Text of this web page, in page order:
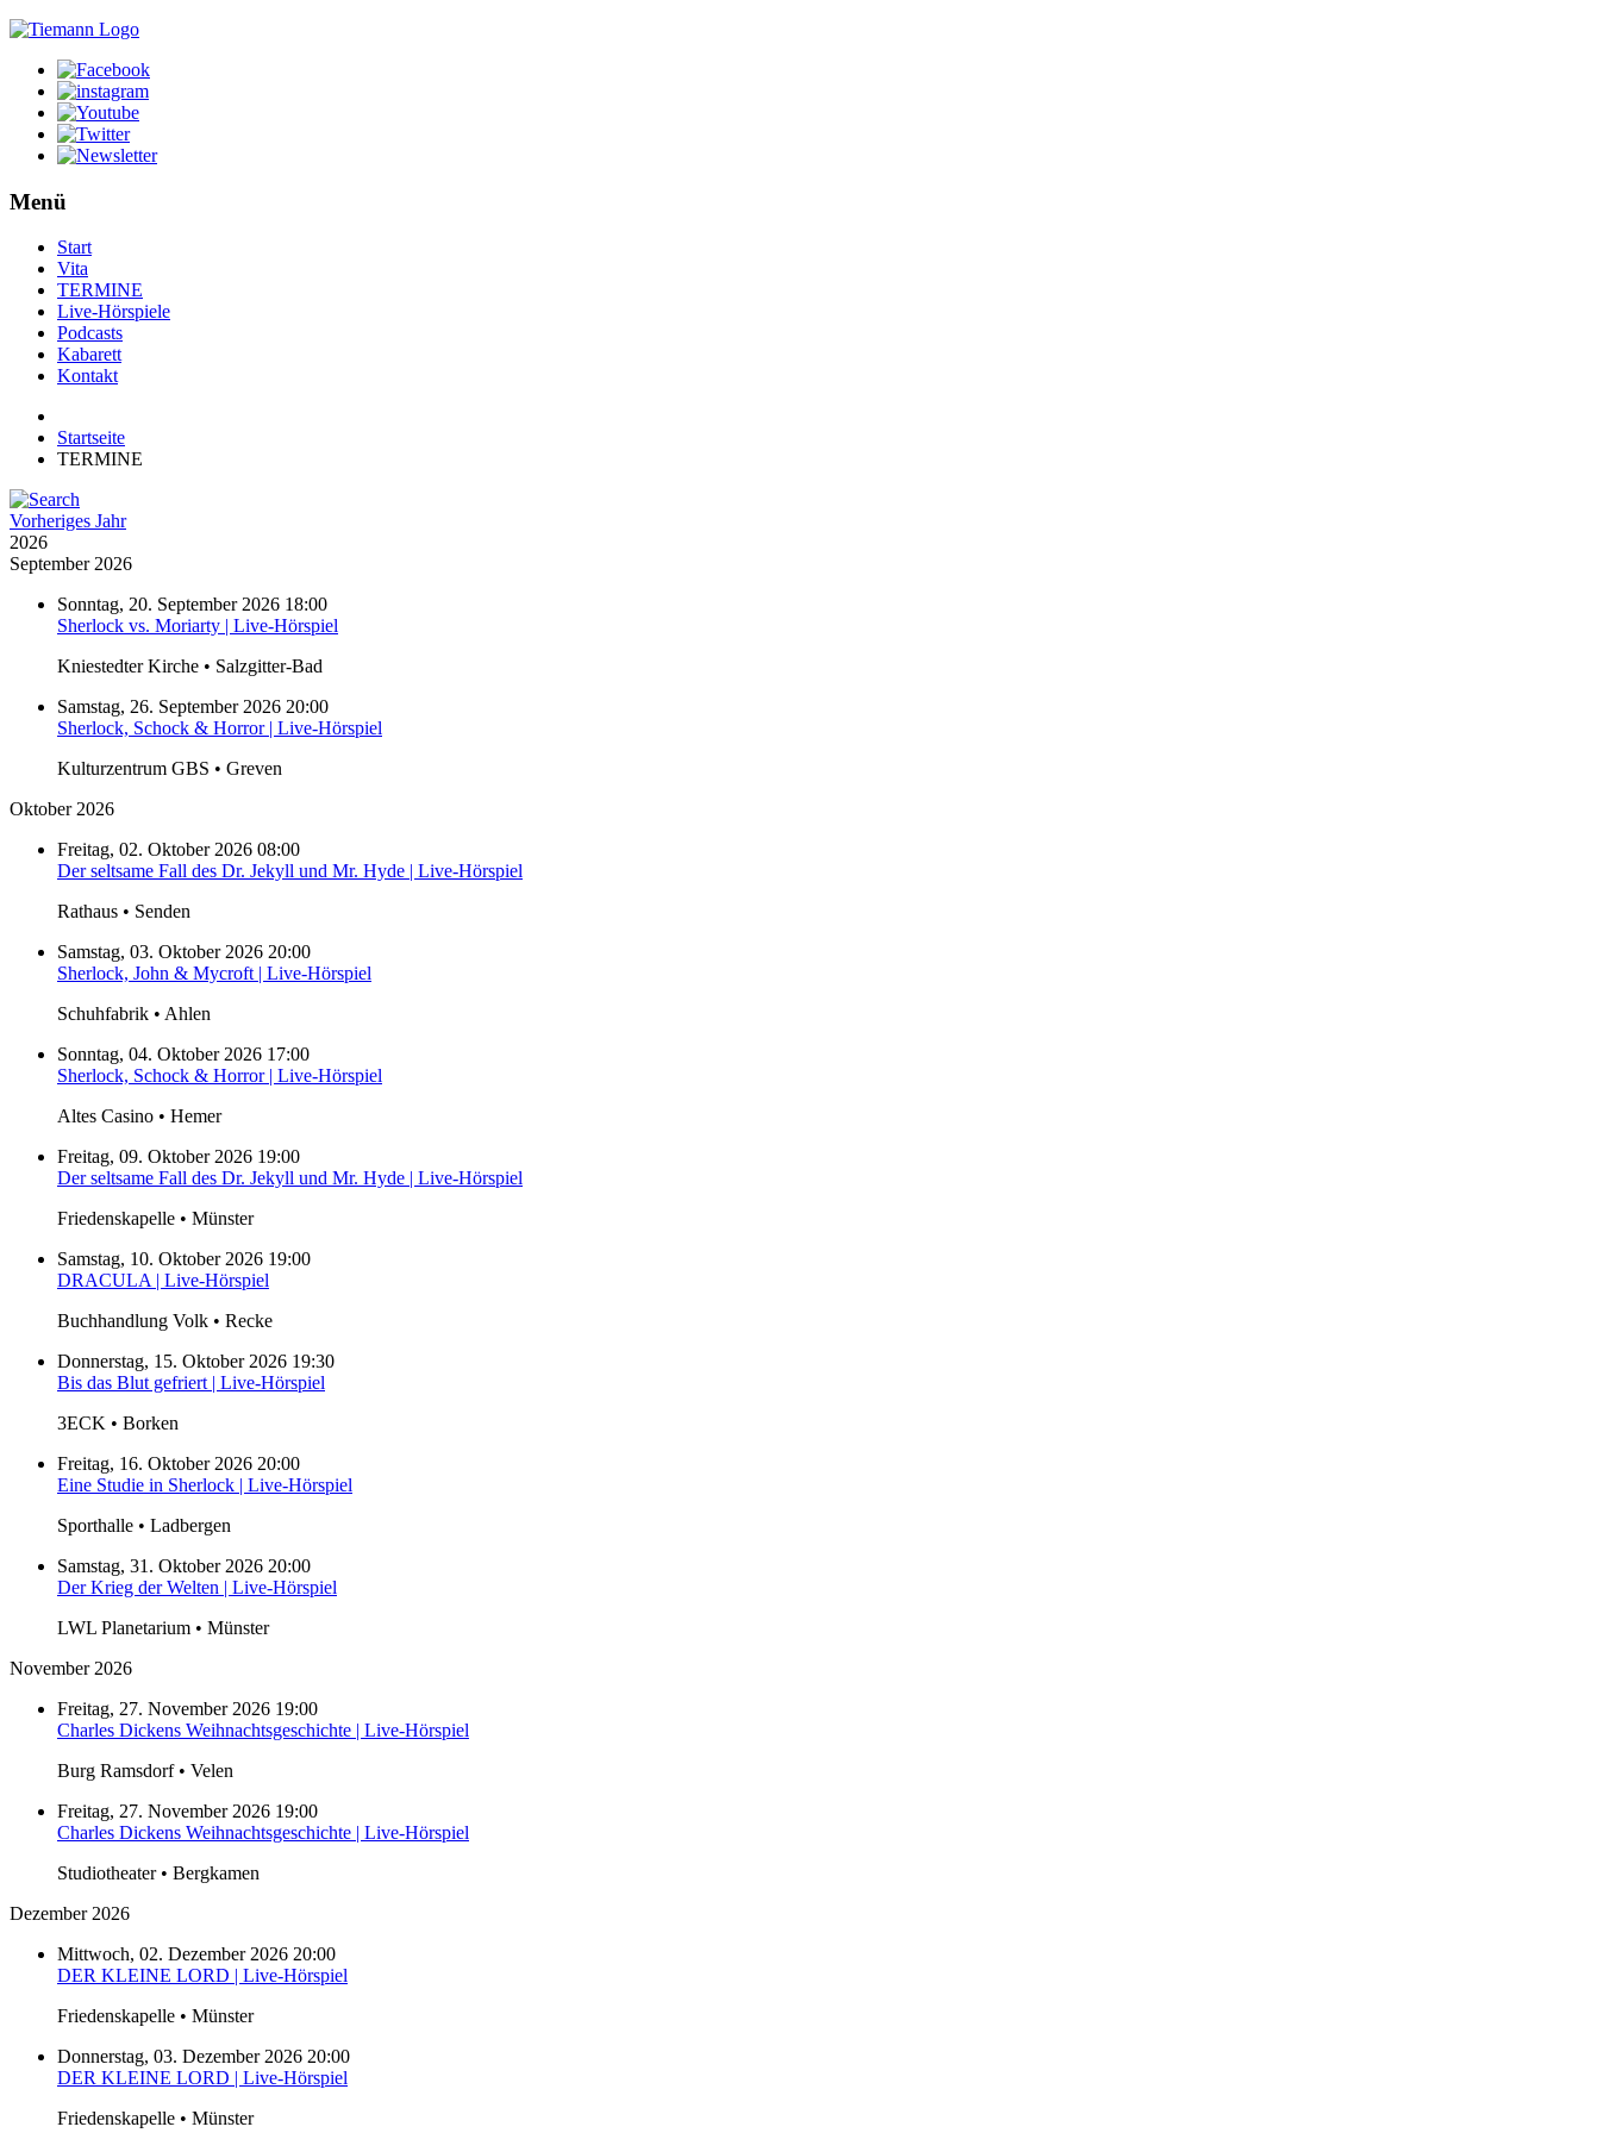
Menü
Start
Vita
TERMINE
Live-Hörspiele
Podcasts
Kabarett
Kontakt
Startseite
TERMINE
Vorheriges Jahr
2026
September 2026
Sonntag, 20. September 2026 18:00
Sherlock vs. Moriarty | Live-Hörspiel
Kniestedter Kirche • Salzgitter-Bad
Samstag, 26. September 2026 20:00
Sherlock, Schock & Horror | Live-Hörspiel
Kulturzentrum GBS • Greven
Oktober 2026
Freitag, 02. Oktober 2026 08:00
Der seltsame Fall des Dr. Jekyll und Mr. Hyde | Live-Hörspiel
Rathaus • Senden
Samstag, 03. Oktober 2026 20:00
Sherlock, John & Mycroft | Live-Hörspiel
Schuhfabrik • Ahlen
Sonntag, 04. Oktober 2026 17:00
Sherlock, Schock & Horror | Live-Hörspiel
Altes Casino • Hemer
Freitag, 09. Oktober 2026 19:00
Der seltsame Fall des Dr. Jekyll und Mr. Hyde | Live-Hörspiel
Friedenskapelle • Münster
Samstag, 10. Oktober 2026 19:00
DRACULA | Live-Hörspiel
Buchhandlung Volk • Recke
Donnerstag, 15. Oktober 2026 19:30
Bis das Blut gefriert | Live-Hörspiel
3ECK • Borken
Freitag, 16. Oktober 2026 20:00
Eine Studie in Sherlock | Live-Hörspiel
Sporthalle • Ladbergen
Samstag, 31. Oktober 2026 20:00
Der Krieg der Welten | Live-Hörspiel
LWL Planetarium • Münster
November 2026
Freitag, 27. November 2026 19:00
Charles Dickens Weihnachtsgeschichte | Live-Hörspiel
Burg Ramsdorf • Velen
Freitag, 27. November 2026 19:00
Charles Dickens Weihnachtsgeschichte | Live-Hörspiel
Studiotheater • Bergkamen
Dezember 2026
Mittwoch, 02. Dezember 2026 20:00
DER KLEINE LORD | Live-Hörspiel
Friedenskapelle • Münster
Donnerstag, 03. Dezember 2026 20:00
DER KLEINE LORD | Live-Hörspiel
Friedenskapelle • Münster